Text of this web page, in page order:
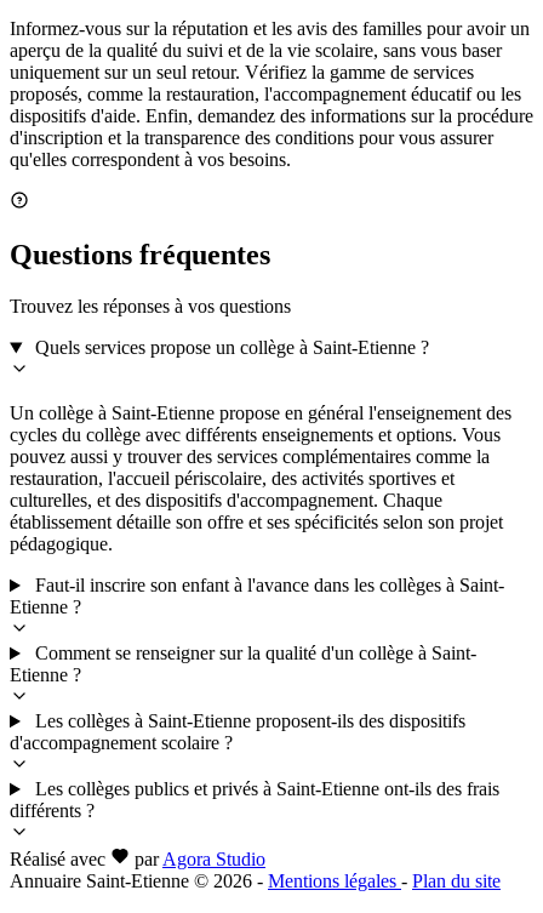
Informez-vous sur la réputation et les avis des familles pour avoir un
aperçu de la qualité du suivi et de la vie scolaire, sans vous baser
uniquement sur un seul retour. Vérifiez la gamme de services
proposés, comme la restauration, l'accompagnement éducatif ou les
dispositifs d'aide. Enfin, demandez des informations sur la procédure
d'inscription et la transparence des conditions pour vous assurer
qu'elles correspondent à vos besoins.
Questions fréquentes
Trouvez les réponses à vos questions
Quels services propose un collège à Saint-Etienne ?
Un collège à Saint-Etienne propose en général l'enseignement des
cycles du collège avec différents enseignements et options. Vous
pouvez aussi y trouver des services complémentaires comme la
restauration, l'accueil périscolaire, des activités sportives et
culturelles, et des dispositifs d'accompagnement. Chaque
établissement détaille son offre et ses spécificités selon son projet
pédagogique.
Faut-il inscrire son enfant à l'avance dans les collèges à Saint-
Etienne ?
Comment se renseigner sur la qualité d'un collège à Saint-
Etienne ?
Les collèges à Saint-Etienne proposent-ils des dispositifs
d'accompagnement scolaire ?
Les collèges publics et privés à Saint-Etienne ont-ils des frais
différents ?
Réalisé avec par Agora Studio
Annuaire Saint-Etienne © 2026 - Mentions légales - Plan du site